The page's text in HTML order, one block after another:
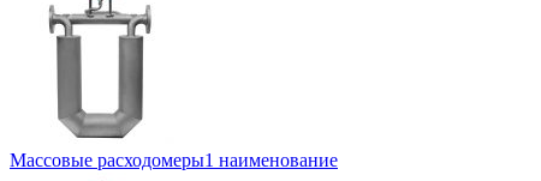
Массовые расходомеры1 наименование